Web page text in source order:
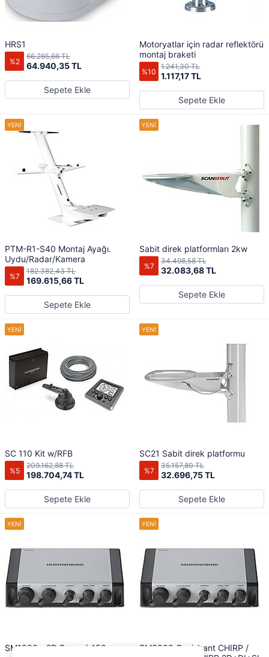
HRS1
%2 64.940,35 TL
66.265,66 TL
Sepete Ekle
Motoryatlar için radar reflektörü
montaj braketi
%10 1.117,17 TL
1.241,30 TL
Sepete Ekle
PTM-R1-S40 Montaj Ayağı.
Uydu/Radar/Kamera
%7 169.615,66 TL
182.382,43 TL
Sepete Ekle
Sabit direk platformları 2kw
%7 32.083,68 TL
34.498,58 TL
Sepete Ekle
SC 110 Kit w/RFB
%5 198.704,74 TL
209.162,88 TL
Sepete Ekle
SC21 Sabit direk platformu
%7 32.696,75 TL
35.157,80 TL
Sepete Ekle
SM1000 - 2D Sonar / 450m
SM3000 Genişbant CHIRP /